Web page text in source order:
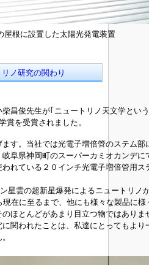
根に設置した太陽光発電装置
ノ研究の関わり
昌俊先生が｢ニュートリノ天文学とい
賞を受賞されました。
す。当社では光電子増倍管のステム部
阜県神岡町のスーパーカミオカンデに
われている２０インチ光電子増倍管用ス
星雲の超新星爆発によるニュートリノ
現在に至るまで、他にも様々な製品に
ほとんどがあまり目立つ物ではありま
関われたことは、私達にとってもより